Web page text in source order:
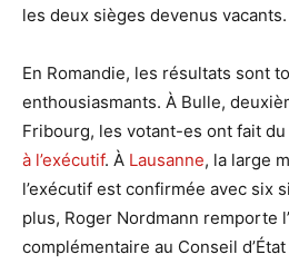
les deux sièges devenus vacants.
En Romandie, les résultats sont
enthousiasmants. À Bulle,
Fribourg, les votant-es ont fait du
à l’exécutif. À Lausanne, la large
l’exécutif est confirmée avec six
plus, Roger Nordmann remporte
complémentaire au Conseil